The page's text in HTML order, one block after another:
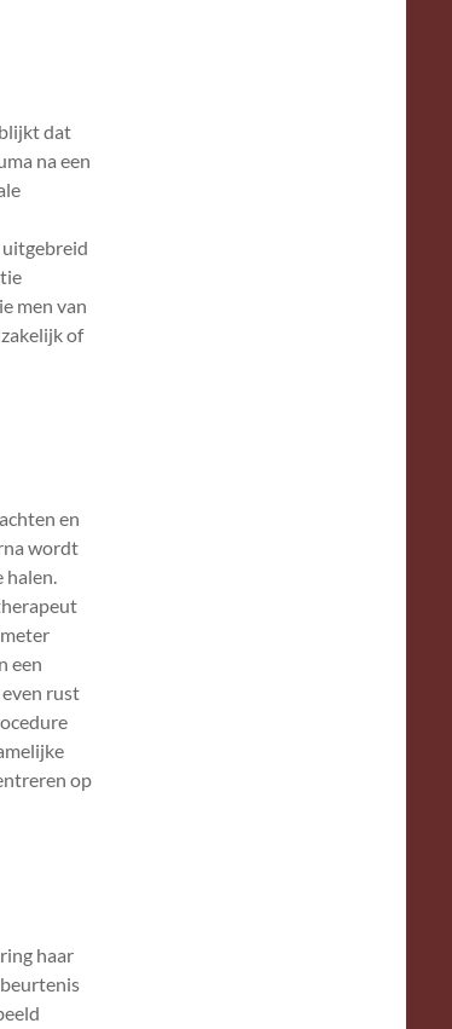
dat
na een
uitgebreid
men van
of
en
wordt
halen.
een
rust
op
haar